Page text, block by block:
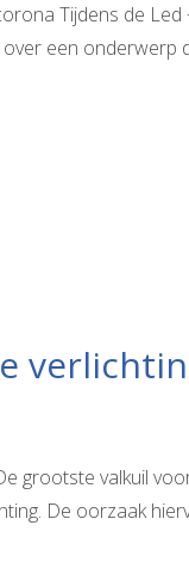
Tijdens de
een onderwerp
grootste valkuil
De oorzaak